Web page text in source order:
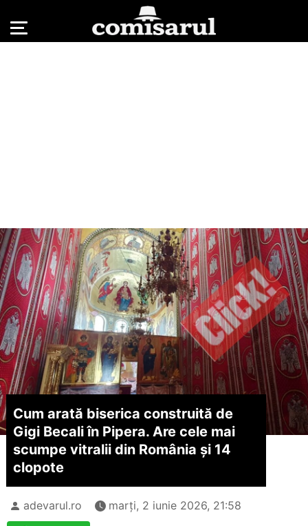
Cum arată biserica construită de
Gigi Becali în Pipera. Are cele mai
scumpe vitralii din România și 14
clopote
adevarul.ro marți, 2 iunie 2026, 21:58